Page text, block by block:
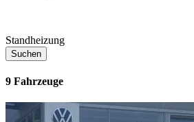
Standheizung
Suchen
9 Fahrzeuge